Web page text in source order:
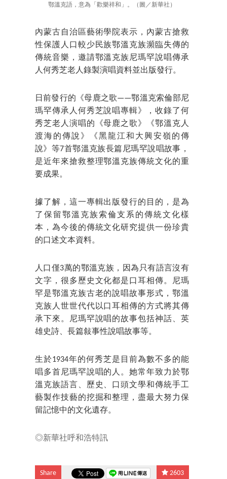
鄂溫克語，意為「歡樂祥和」。（圖／新華社）
內蒙古自治區藝術學院表示，內蒙古搶救
性保護人口較少民族鄂溫克族瀕臨失傳的
傳統音樂，邀請鄂溫克族尼瑪罕說唱傳承
人何秀芝老人錄製演唱資料並出版發行。
日前發行的《母鹿之歌——鄂溫克索倫部尼
瑪罕傳承人何秀芝說唱專輯》，收錄了何
秀芝老人演唱的《母鹿之歌》《鄂溫克人
渡海的傳說》《黑龍江和大興安嶺的傳
說》等7首鄂溫克族長篇尼瑪罕說唱故事，
是近年來搶救整理鄂溫克族傳統文化的重
要成果。
據了解，這一專輯出版發行的目的，是為
了保留鄂溫克族索倫支系的傳統文化樣
本，為今後的傳統文化研究提供一份珍貴
的口述文本資料。
人口僅3萬的鄂溫克族，因為只有語言沒有
文字，很多歷史文化都是口耳相傳。尼瑪
罕是鄂溫克族古老的說唱故事形式，鄂溫
克族人世世代代以口耳相傳的方式將其傳
承下來。尼瑪罕說唱的故事包括神話、英
雄史詩、長篇敍事性說唱故事等。
生於1934年的何秀芝是目前為數不多的能
唱多首尼瑪罕說唱的人。她常年致力於鄂
溫克族語言、歷史、口頭文學和傳統手工
藝製作技藝的挖掘和整理，盡最大努力保
留記憶中的文化遺存。
◎新華社呼和浩特訊
Share 2603